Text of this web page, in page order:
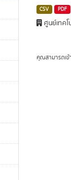
CSV PDF
ศูนย์เทคโ
คุณสามารถเ